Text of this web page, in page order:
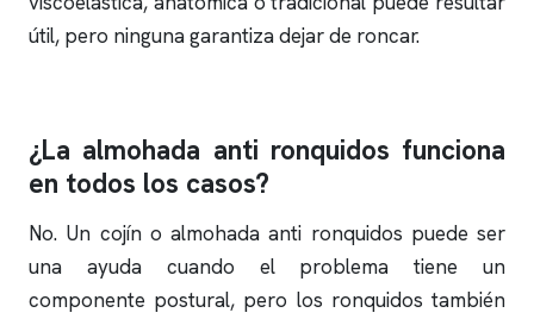
útil, pero ninguna garantiza dejar de roncar.
¿La almohada anti ronquidos funciona
en todos los casos?
No. Un cojín o almohada anti ronquidos puede ser
una ayuda cuando el problema tiene un
componente postural, pero los ronquidos también